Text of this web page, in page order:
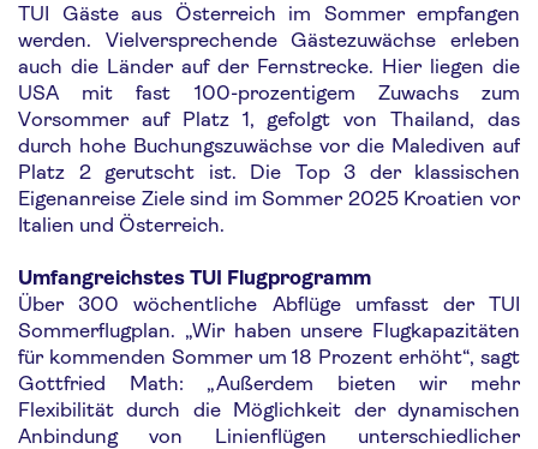
TUI Gäste aus Österreich im Sommer empfangen
werden. Vielversprechende Gästezuwächse erleben
auch die Länder auf der Fernstrecke. Hier liegen die
USA mit fast 100-prozentigem Zuwachs zum
Vorsommer auf Platz 1, gefolgt von Thailand, das
durch hohe Buchungszuwächse vor die Malediven auf
Platz 2 gerutscht ist. Die Top 3 der klassischen
Eigenanreise Ziele sind im Sommer 2025 Kroatien vor
Italien und Österreich.
Umfangreichstes TUI Flugprogramm
Über 300 wöchentliche Abflüge umfasst der TUI
Sommerflugplan. „Wir haben unsere Flugkapazitäten
für kommenden Sommer um 18 Prozent erhöht“, sagt
Gottfried Math: „Außerdem bieten wir mehr
Flexibilität durch die Möglichkeit der dynamischen
Anbindung von Linienflügen unterschiedlicher